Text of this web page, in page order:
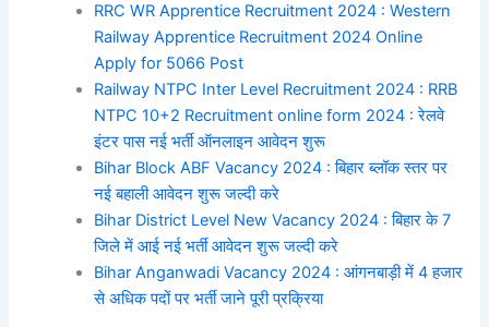
RRC WR Apprentice Recruitment 2024 : Western
Railway Apprentice Recruitment 2024 Online
Apply for 5066 Post
Railway NTPC Inter Level Recruitment 2024 : RRB
NTPC 10+2 Recruitment online form 2024 : रेलवे
इंटर पास नई भर्ती ऑनलाइन आवेदन शुरू
Bihar Block ABF Vacancy 2024 : बिहार ब्लॉक स्तर पर
नई बहाली आवेदन शुरू जल्दी करे
Bihar District Level New Vacancy 2024 : बिहार के 7
जिले में आई नई भर्ती आवेदन शुरू जल्दी करे
Bihar Anganwadi Vacancy 2024 : आंगनबाड़ी में 4 हजार
से अधिक पदों पर भर्ती जाने पूरी प्रक्रिया